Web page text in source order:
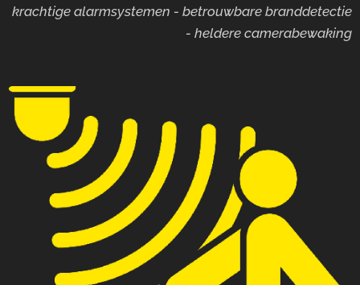
krachtige alarmsystemen - betrouwbare branddetectie
- heldere camerabewaking